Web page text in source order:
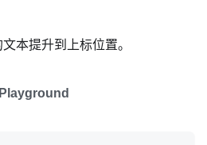
本提升到上标位置。
Playground